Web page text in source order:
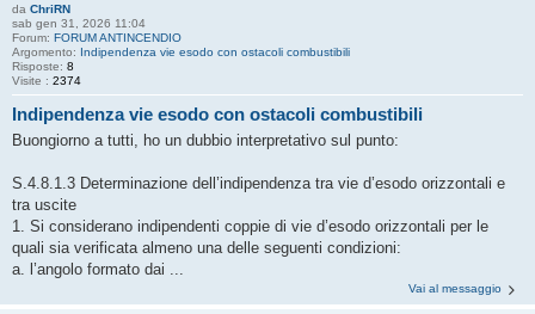
da ChriRN
sab gen 31, 2026 11:04
Forum: FORUM ANTINCENDIO
Argomento: Indipendenza vie esodo con ostacoli combustibili
Risposte: 8
Visite : 2374
Indipendenza vie esodo con ostacoli combustibili
Buongiorno a tutti, ho un dubbio interpretativo sul punto:
S.4.8.1.3 Determinazione dell’indipendenza tra vie d’esodo orizzontali e
tra uscite
1. Si considerano indipendenti coppie di vie d’esodo orizzontali per le
quali sia verificata almeno una delle seguenti condizioni:
a. l’angolo formato dai ...
Vai al messaggio